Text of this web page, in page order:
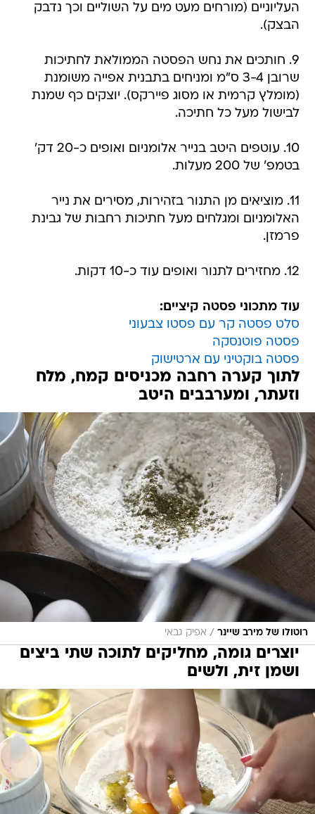
העליוניים (מורחים מעט מים על השוליים וכך נדבק
הבצק).
9. חותכים את נחש הפסטה הממולאת לחתיכות
שרובן 3-4 ס"מ ומניחים בתבנית אפייה משומנת
(מומלץ קרמית או מסוג פיירקס). יוצקים כף שמנת
לבישול מעל כל חתיכה.
10. עוטפים היטב בנייר אלומניום ואופים כ-20 דק'
בטמפ' של 200 מעלות.
11. מוציאים מן התנור בזהירות, מסירים את נייר
האלומניום ומגלחים מעל חתיכות רחבות של גבינת
פרמזן.
12. מחזירים לתנור ואופים עוד כ-10 דקות.
עוד מתכוני פסטה קיציים:
סלט פסטה קר עם פסטו צבעוני
פסטה פוטנסקה
פסטה בוקטיני עם ארטישוק
לתוך קערה רחבה מכניסים קמח, מלח
וזעתר, ומערבבים היטב
רוטולו של מירב שיינר / אפיק גבאי
יוצרים גומה, מחליקים לתוכה שתי ביצים
ושמן זית, ולשים